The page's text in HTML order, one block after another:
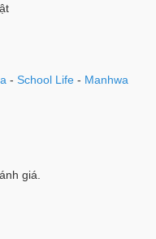
-School Life - Manhwa
giá.